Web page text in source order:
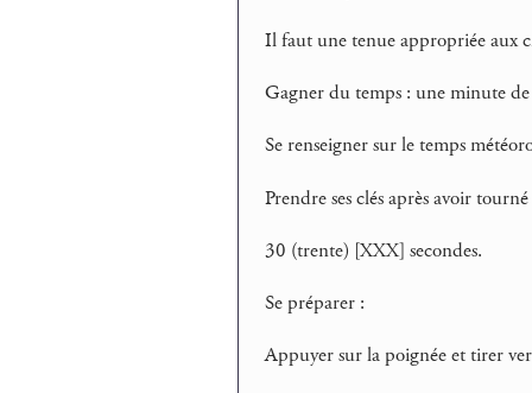
Il faut une tenue appropriée aux
Gagner du temps : une minute
Se renseigner sur le temps
Prendre ses clés après avoir
30 (trente) [XXX] secondes.
Se préparer :
Appuyer sur la poignée et tirer